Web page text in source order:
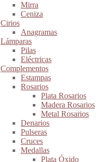
Mirra
Ceniza
Cirios
Anagramas
Lámparas
Pilas
Eléctricas
Complementos
Estampas
Rosarios
Plata Rosarios
Madera Rosarios
Metal Rosarios
Denarios
Pulseras
Cruces
Medallas
Plata Óxido